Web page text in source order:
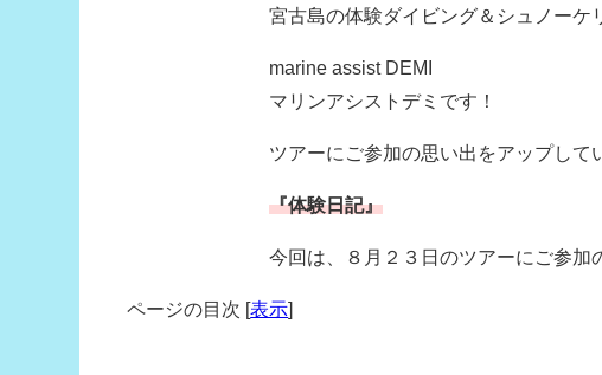
宮古島の体験ダイビング＆シュノーケ
marine assist DEMI
マリンアシストデミです！
ツアーにご参加の思い出をアップして
『体験日記』
今回は、８月２３日のツアーにご参加
ページの目次 [表示]